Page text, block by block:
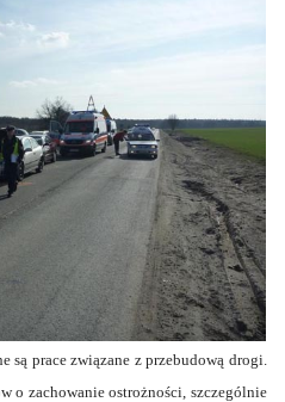
są prace związane z przebudową drogi.
o zachowanie ostrożności, szczególnie